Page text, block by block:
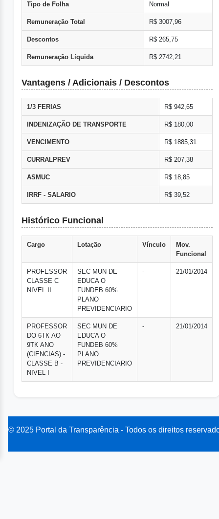
Tipo de Folha Normal
Remuneração Total R$ 3007,96
Descontos R$ 265,75
Remuneração Líquida R$ 2742,21
Vantagens / Adicionais / Descontos
1/3 FERIAS R$ 942,65
INDENIZAÇÃO DE TRANSPORTE R$ 180,00
VENCIMENTO R$ 1885,31
CURRALPREV R$ 207,38
ASMUC R$ 18,85
IRRF - SALARIO R$ 39,52
Histórico Funcional
Cargo Lotação Vínculo
Mov.
Funcional
PROFESSOR
CLASSE C
NIVEL II
SEC MUN DE
EDUCA O
FUNDEB 60%
PLANO
PREVIDENCIARIO
- 21/01/2014
PROFESSOR
DO 6ТК AO
9ТК ANO
(CIENCIAS) -
CLASSE B -
NIVEL I
SEC MUN DE
EDUCA O
FUNDEB 60%
PLANO
PREVIDENCIARIO
- 21/01/2014
© 2025 Portal da Transparência - Todos os direitos